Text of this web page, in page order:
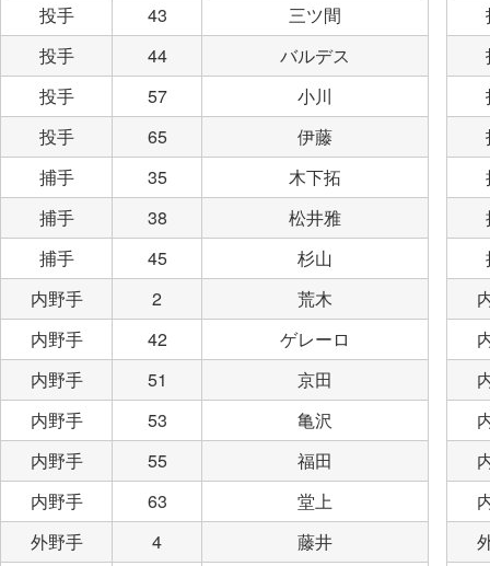
投手
43
三ツ間
投手
44
バルデス
投手
57
小川
投手
65
伊藤
捕手
35
木下拓
捕手
38
松井雅
捕手
45
杉山
内野手
2
荒木
内野手
42
ゲレーロ
内野手
51
京田
内野手
53
亀沢
内野手
55
福田
内野手
63
堂上
外野手
4
藤井